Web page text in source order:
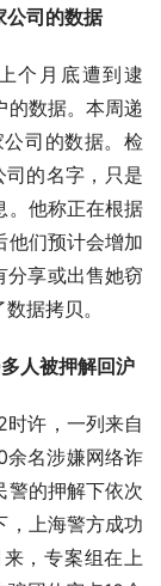
公司的数据
个月底遭到逮
的数据。本周递
司的数据。检
的名字，只是
。他称正在根据
他们预计会增加
享或出售她窃
据拷贝。
人被押解回沪
许，一列来自
余名涉嫌网络诈
警的押解下依次
，上海警方成功
，专案组在上